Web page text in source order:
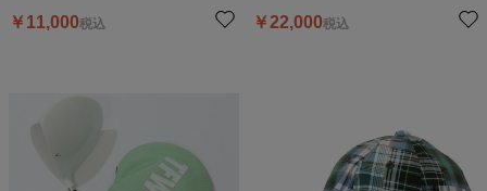
￥ 11,000税込 ￥22,000税込